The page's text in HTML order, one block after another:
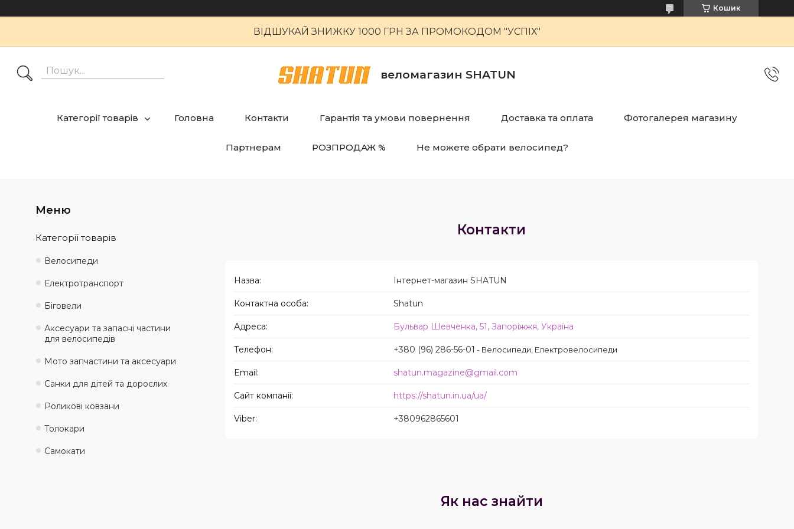
Кошик
ВІДШУКАЙ ЗНИЖКУ 1000 ГРН ЗА ПРОМОКОДОМ "УСПІХ"
веломагазин SHATUN
Категорії товарів Головна Контакти Гарантія та умови повернення Доставка та оплата Фотогалерея магазину
Партнерам РОЗПРОДАЖ % Не можете обрати велосипед?
Контакти
Інтернет-магазин SHATUN
Shatun
Бульвар Шевченка, 51, Запоріжжя, Україна
+380 (96) 286-56-01 Велосипеди, Електровелосипеди
shatun.magazine@gmail.com
https://shatun.in.ua/ua/
+380962865601
Як нас знайти
Категорії товарів
Велосипеди
Електротранспорт
Біговели
Аксесуари та запасні частини
для велосипедів
Мото запчастини та аксесуари
Санки для дітей та дорослих
Роликові ковзани
Толокари
Самокати